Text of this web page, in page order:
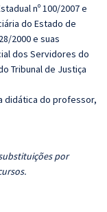
nº 100/2007 e
do Estado de
2000 e suas
dos Servidores do
Tribunal de Justiça
didática do professor,
por